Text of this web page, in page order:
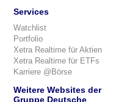
Services
Watchlist
Portfolio
Xetra Realtime für Aktien
Xetra Realtime für ETFs
Karriere @Börse
Weitere Websites der
Gruppe Deutsche